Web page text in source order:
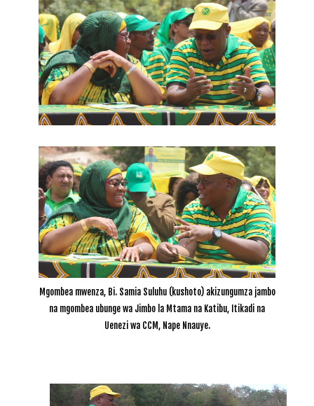
Mgombea mwenza, Bi. Samia Suluhu (kushoto) akizungumza jambo
na mgombea ubunge wa Jimbo la Mtama na Katibu, Itikadi na
Uenezi wa CCM, Nape Nnauye.